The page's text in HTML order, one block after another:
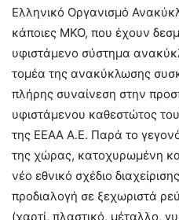
Ελληνικό Οργανισμό
κάποιες ΜΚΟ, που έχουν
υφιστάμενο σύστημα
τομέα της ανακύκλωσης
πλήρης συναίνεση στην
υφιστάμενου καθεστώτος
της ΕΕΑΑ Α.Ε. Παρά το
της χώρας, κατοχυρωμένη
νέο εθνικό σχέδιο
προδιαλογή σε ξεχωριστά
(χαρτί, πλαστικό, μέταλλο,